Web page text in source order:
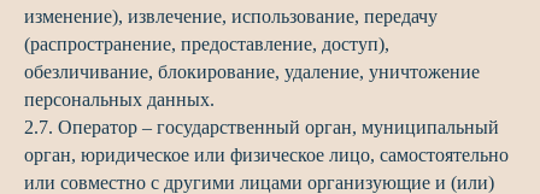
изменение), извлечение, использование, передачу
(распространение, предоставление, доступ),
обезличивание, блокирование, удаление, уничтожение
персональных данных.
2.7. Оператор – государственный орган, муниципальный
орган, юридическое или физическое лицо, самостоятельно
или совместно с другими лицами организующие и (или)